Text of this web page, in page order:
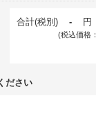
合計(税別) - 円
(税込価格：
ださい